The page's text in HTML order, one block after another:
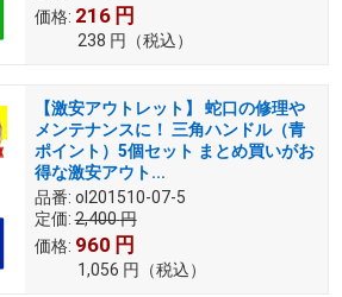
価格: 216 円
238 円 （税込）
【激安アウトレット】 蛇口の修理や
メンテナンスに！ 三角ハンドル（青
ポイント）5個セット まとめ買いがお
得な激安アウト...
品番: ol201510-07-5
定価: 2,400円
価格: 960 円
1,056 円 （税込）